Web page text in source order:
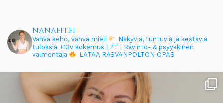
nanafit.fi
Vahva keho, vahva mieli
Näkyviä, tuntuvia ja kestäviä
tuloksia +13v kokemus | PT | Ravinto- & psyykkinen
valmentaja
LATAA RASVANPOLTON OPAS